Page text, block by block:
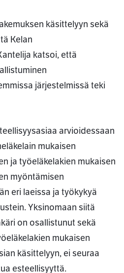
käsittelyyn sekä
Kelan
katsoi, että
järjestelmissä teki
arvioidessaan
mukaisen
ja työeläkelakien mukaisen
myöntämisen
eri laeissa ja työkykyä
Yksinomaan siitä
on osallistunut sekä
mukaisen
käsittelyyn, ei seuraa
esteellisyyttä.